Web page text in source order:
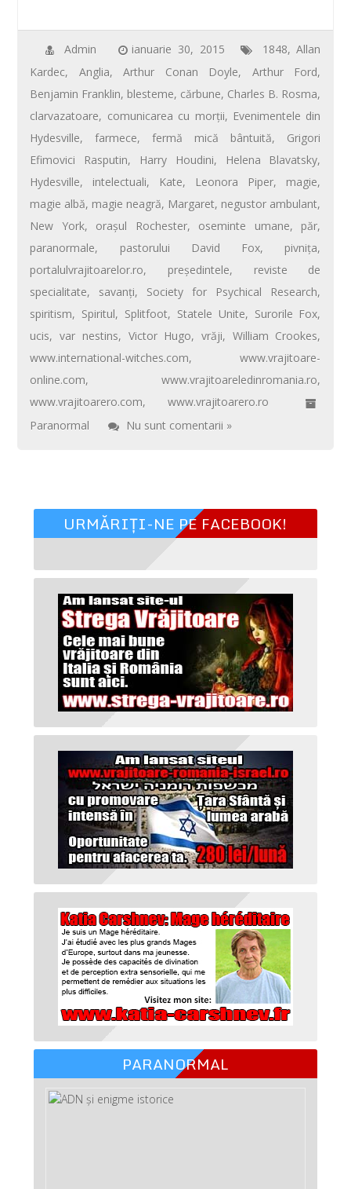
e
b
o
o
k
tt
er
ail er
e
st
at
s
A
p
p
ta
je
az
ă
Admin ianuarie 30, 2015 1848,Allan
Kardec, Anglia,Arthur Conan Doyle, Arthur Ford,
Benjamin Franklin, blesteme, cărbune, Charles B. Rosma,
clarvazatoare, comunicarea cu morţii, Evenimentele din
Hydesville,farmece,fermă mică bântuită, Grigori
Efimovici Rasputin, Harry Houdini, Helena Blavatsky,
Hydesville, intelectuali, Kate, Leonora Piper, magie,
magie albă, magie neagră, Margaret, negustor ambulant,
New York, orașul Rochester, oseminte umane, păr,
paranormale, pastorului David Fox, pivnița,
portalulvrajitoarelor.ro, președintele, reviste de
specialitate, savanți, Society for Psychical Research,
spiritism, Spiritul, Splitfoot, Statele Unite, Surorile Fox,
ucis,var nestins, Victor Hugo, vrăji, William Crookes,
www.international-witches.com,www.vrajitoare-
online.com,www.vrajitoareledinromania.ro,
www.vrajitoarero.com, www.vrajitoarero.ro
Paranormal
Nu sunt comentarii »
URMĂRIȚI-NE PE FACEBOOK!
PARANORMAL